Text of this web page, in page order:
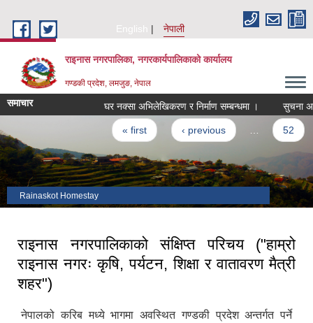
English
नेपाली
राइनास नगरपालिका, नगरकार्यपालिकाको कार्यालय
गण्डकी प्रदेश, लमजुङ, नेपाल
समाचार घर नक्सा अभिलेखिकरण र निर्माण सम्बन्धमा । सुचना
Pages
« first ‹ previous 52
Rainaskot Homestay
राइनास नगरपालिकाको संक्षिप्त परिचय ("हाम्रो
राइनास नगरः कृषि, पर्यटन, शिक्षा र वातावरण मैत्री
शहर")
नेपालको करिब मध्ये भागमा अवस्थित गण्डकी प्रदेश अन्तर्गत पर्ने